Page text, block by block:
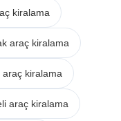
kiralama
araç kiralama
araç kiralama
araç kiralama